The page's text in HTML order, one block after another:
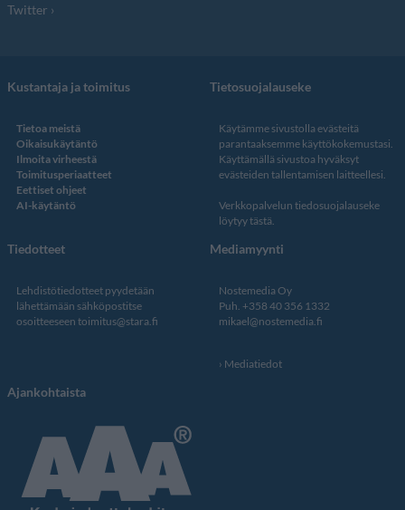
Twitter
Kustantaja ja toimitus
Tietoa meistä
Oikaisukäytäntö
Ilmoita virheestä
Toimitusperiaatteet
Eettiset ohjeet
AI-käytäntö
Tietosuojalauseke
Käytämme sivustolla evästeitä
parantaaksemme käyttökokemustasi.
Käyttämällä sivustoa hyväksyt
evästeiden tallentamisen laitteellesi.
Verkkopalvelun tiedosuojalauseke
löytyy tästä
Tiedotteet
Lehdistötiedotteet pyydetään
lähettämään sähköpostitse
osoitteeseen toimitus@stara.fi
Mediamyynti
Nostemedia Oy
Puh. +358 40 356 1332
mikael@nostemedia.fi
Mediatiedot
Ajankohtaista